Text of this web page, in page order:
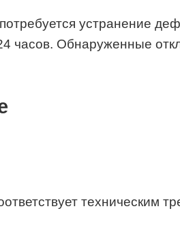
устранение
часов. Обнаруженные
техническим